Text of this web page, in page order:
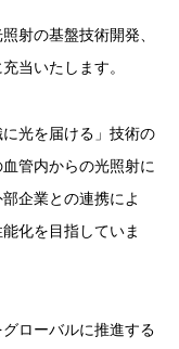
射の基盤技術開発、
当いたします。
光を届ける」技術の
管内からの光照射に
企業との連携によ
化を目指していま
ローバルに推進する